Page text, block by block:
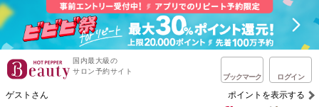
国内最大級の
サロン予約サイト
ブックマーク ログイン
ゲストさん ポイントを表示する